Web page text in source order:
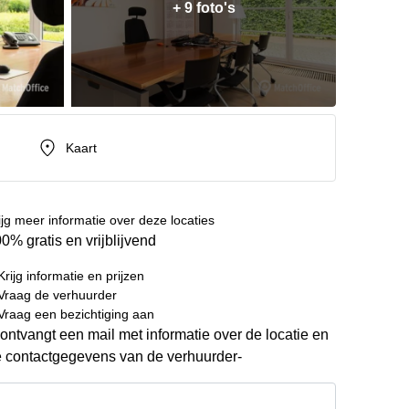
+ 9 foto's
Kaart
meer informatie over deze locaties
gratis en vrijblijvend
informatie en prijzen
de verhuurder
een bezichtiging aan
een mail met informatie over de locatie en
contactgegevens van de verhuurder-